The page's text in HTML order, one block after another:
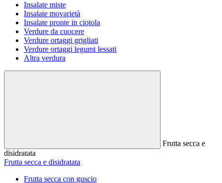
Insalate miste
Insalate movarietà
Insalate pronte in ciotola
Verdure da cuocere
Verdure ortaggi grigliati
Verdure ortaggi legumi lessati
Altra verdura
Frutta secca e
disidratata
Frutta secca e disidratata
Frutta secca con guscio